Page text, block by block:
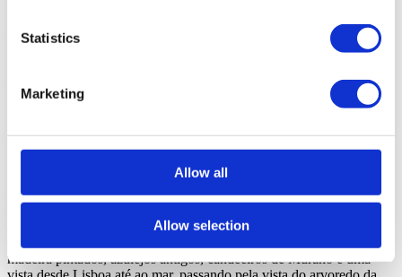
Statistics
Marketing
Allow all
Allow selection
Contactar
Dos três montes da serra, um encontra-se encimado pelo Castelo dos
Mouros, outro pelo Palácio da Pena e o terceiro, o Monte Sereno,
Projetado pelo arquitecto Norte Júnior, prémio Valmor, na década de
“castelo” neogótico. O edifício projectado em módulos desnivelados
com grandes janelas de lanceta e encimado por ameias e guaritas, foi
recuperado mais tarde pela família Sessel que lhe deu uma influência
O palacete tem grandes áreas, com tectos altos em maceira de
madeira pintados, azulejos antigos, candeeiros de Murano e uma